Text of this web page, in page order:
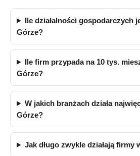
Ile działalności gospodarczych
Górze?
Ile firm przypada na 10 tys.
Górze?
W jakich branżach działa
Górze?
Jak długo zwykle działają firmy